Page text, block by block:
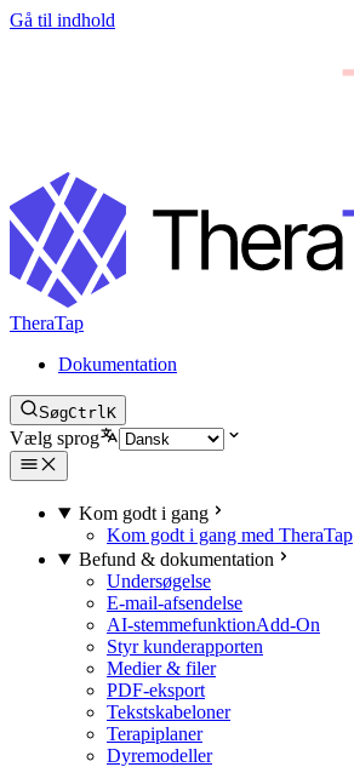
Gå til indhold
TheraTap
Dokumentation
SøgCtrlK
Vælg sprog
Kom godt i gang
Kom godt i gang med TheraTap
Befund & dokumentation
Undersøgelse
E-mail-afsendelse
AI-stemmefunktionAdd-On
Styr kunderapporten
Medier & filer
PDF-eksport
Tekstskabeloner
Terapiplaner
Dyremodeller